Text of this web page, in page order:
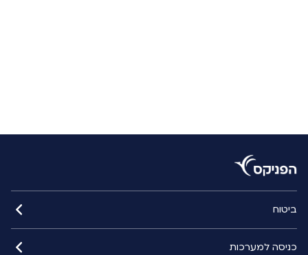
ביטוח
כניסה למערכות